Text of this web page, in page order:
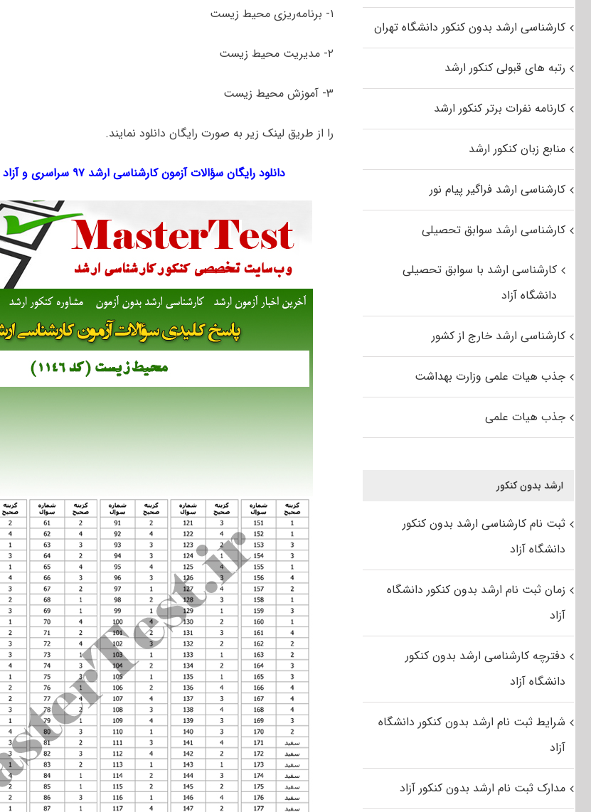
۱- برنامه‌ریزی محیط زیست
۲- مدیریت محیط زیست
۳- آموزش محیط زیست
را از طریق لینک‌ زیر به صورت رایگان دانلود نمایند.
دانلود رایگان سؤالات آزمون کارشناسی ارشد ۹۷ سراسری و آزاد
کارشناسی ارشد بدون کنکور دانشگاه تهران
رتبه های قبولی کنکور ارشد
کارنامه نفرات برتر کنکور ارشد
منابع زبان کنکور ارشد
کارشناسی ارشد فراگیر پیام نور
کارشناسی ارشد سوابق تحصیلی
کارشناسی ارشد با سوابق تحصیلی
دانشگاه آزاد
کارشناسی ارشد خارج از کشور
جذب هیات علمی وزارت بهداشت
جذب هیات علمی
ارشد بدون کنکور
ثبت نام کارشناسی ارشد بدون کنکور
دانشگاه آزاد
زمان ثبت نام ارشد بدون کنکور دانشگاه
آزاد
دفترچه کارشناسی ارشد بدون کنکور
دانشگاه آزاد
شرایط ثبت نام ارشد بدون کنکور دانشگاه
آزاد
مدارک ثبت نام ارشد بدون کنکور آزاد